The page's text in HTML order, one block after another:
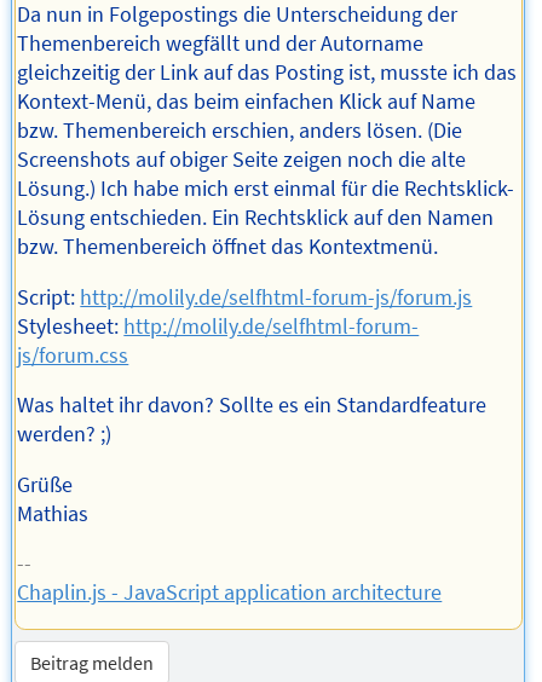
Da nun in Folgepostings die Unterscheidung der
Themenbereich wegfällt und der Autorname
gleichzeitig der Link auf das Posting ist, musste ich das
Kontext-Menü, das beim einfachen Klick auf Name
bzw. Themenbereich erschien, anders lösen. (Die
Screenshots auf obiger Seite zeigen noch die alte
Lösung.) Ich habe mich erst einmal für die Rechtsklick-
Lösung entschieden. Ein Rechtsklick auf den Namen
bzw. Themenbereich öffnet das Kontextmenü.
Script: http://molily.de/selfhtml-forum-js/forum.js
Stylesheet: http://molily.de/selfhtml-forum-
js/forum.css
Was haltet ihr davon? Sollte es ein Standardfeature
werden? ;)
Grüße
Mathias
--
Chaplin.js - JavaScript application architecture
Beitrag melden